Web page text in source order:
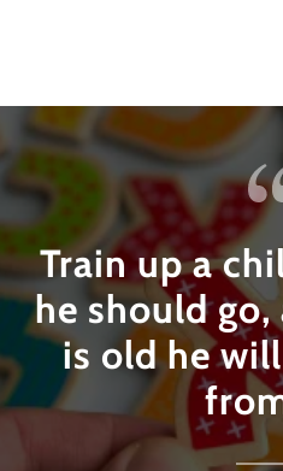
Train up a
he should
is old he